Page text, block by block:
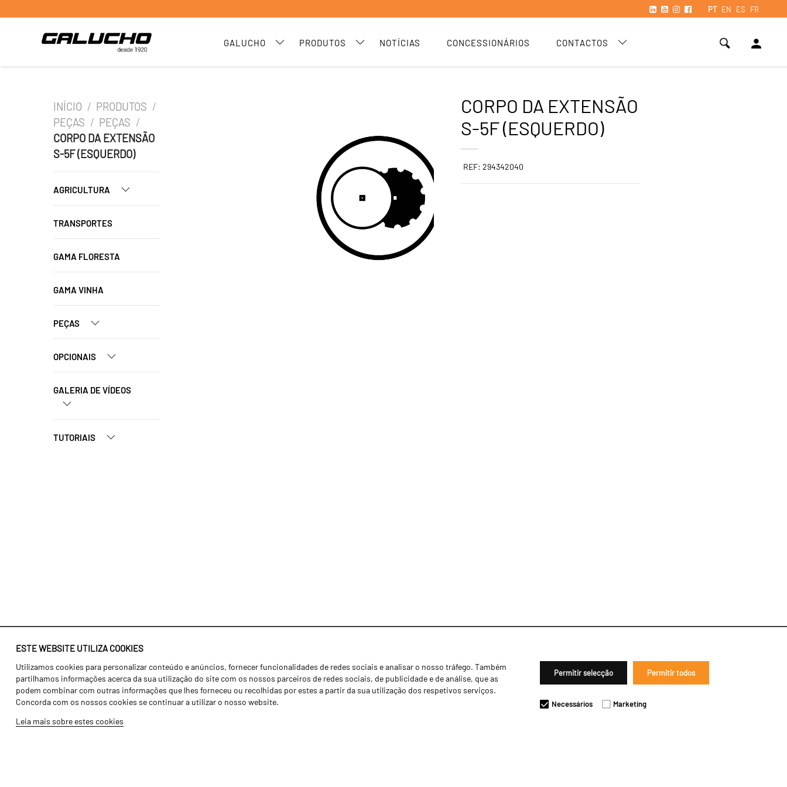
PT EN ES FR
GALUCHO PRODUTOS NOTÍCIAS CONCESSIONÁRIOS CONTACTOS person
ESTE WEBSITE UTILIZA COOKIES
Utilizamos cookies para personalizar conteúdo e anúncios, fornecer funcionalidades de redes sociais e analisar o nosso tráfego. Também
partilhamos informações acerca da sua utilização do site com os nossos parceiros de redes sociais, de publicidade e de análise, que as
podem combinar com outras informações que lhes forneceu ou recolhidas por estes a partir da sua utilização dos respetivos serviços.
Concorda com os nossos cookies se continuar a utilizar o nosso website.
Leia mais sobre estes cookies
Permitir selecção Permitir todos
Necessários Marketing
INÍCIO / PRODUTOS /
PEÇAS / PEÇAS /
CORPO DA EXTENSÃO
S-5F (ESQUERDO)
AGRICULTURA
TRANSPORTES
GAMA FLORESTA
GAMA VINHA
PEÇAS
OPCIONAIS
GALERIA DE VÍDEOS
TUTORIAIS
CORPO DA EXTENSÃO
S-5F (ESQUERDO)
REF: 294342040
Identidade
História
Fábrica / Produção
Recursos Humanos
Agricultura
Transportes
Gama Floresta
Notícias
Concessionários